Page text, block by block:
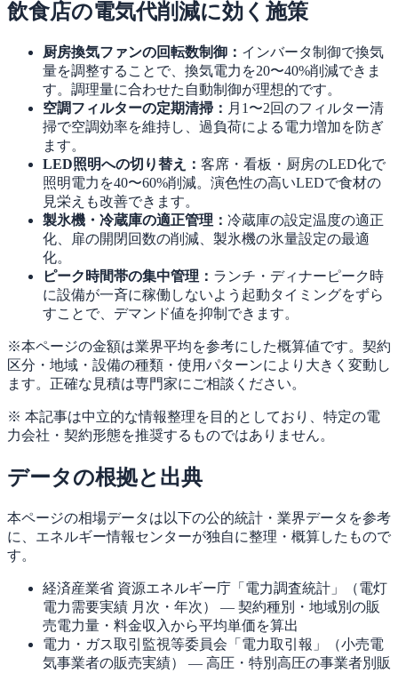
飲食店の電気代削減に効く施策
厨房換気ファンの回転数制御： インバータ制御で換気
量を調整することで、換気電力を20〜40%削減できま
す。調理量に合わせた自動制御が理想的です。
空調フィルターの定期清掃： 月1〜2回のフィルター清
掃で空調効率を維持し、過負荷による電力増加を防ぎ
ます。
LED照明への切り替え： 客席・看板・厨房のLED化で
照明電力を40〜60%削減。演色性の高いLEDで食材の
見栄えも改善できます。
製氷機・冷蔵庫の適正管理： 冷蔵庫の設定温度の適正
化、扉の開閉回数の削減、製氷機の氷量設定の最適
化。
ピーク時間帯の集中管理： ランチ・ディナーピーク時
に設備が一斉に稼働しないよう起動タイミングをずら
すことで、デマンド値を抑制できます。
※本ページの金額は業界平均を参考にした概算値です。契約
区分・地域・設備の種類・使用パターンにより大きく変動し
ます。正確な見積は専門家にご相談ください。
※ 本記事は中立的な情報整理を目的としており、特定の電
力会社・契約形態を推奨するものではありません。
データの根拠と出典
本ページの相場データは以下の公的統計・業界データを参考
に、エネルギー情報センターが独自に整理・概算したもので
す。
経済産業省 資源エネルギー庁 「電力調査統計」（電灯
電力需要実績 月次・年次） ― 契約種別・地域別の販
売電力量・料金収入から平均単価を算出
電力・ガス取引監視等委員会 「電力取引報」（小売電
気事業者の販売実績） ― 高圧・特別高圧の事業者別販